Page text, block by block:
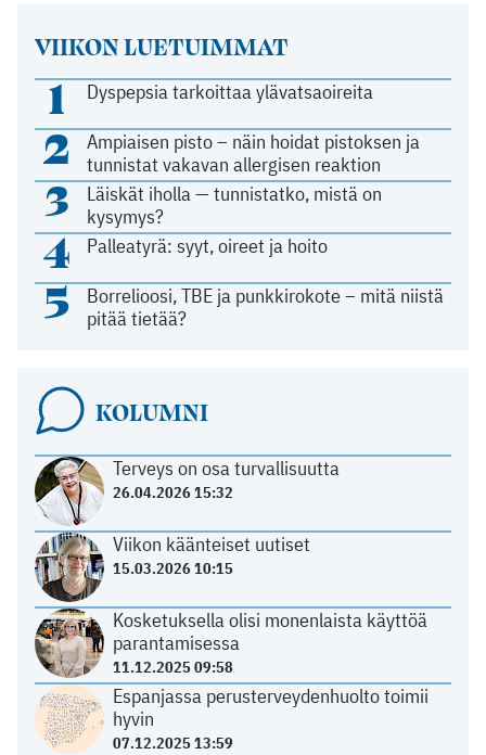
VIIKON LUETUIMMAT
1 Dyspepsia tarkoittaa ylävatsaoireita
2
Ampiaisen pisto – näin hoidat pistoksen ja
tunnistat vakavan allergisen reaktion
3
Läiskät iholla — tunnistatko, mistä on
kysymys?
4 Palleatyrä: syyt, oireet ja hoito
5
Borrelioosi, TBE ja punkkirokote – mitä niistä
pitää tietää?
KOLUMNI
Terveys on osa turvallisuutta
26.04.2026 15:32
Viikon käänteiset uutiset
15.03.2026 10:15
Kosketuksella olisi monenlaista käyttöä
parantamisessa
11.12.2025 09:58
Espanjassa perusterveydenhuolto toimii
hyvin
07.12.2025 13:59